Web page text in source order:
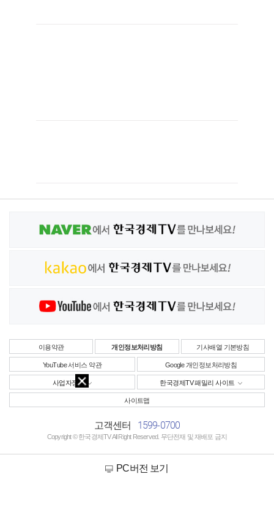
이용약관 개인정보처리방침 기사배열 기본방침
YouTube 서비스 약관 Google 개인정보처리방침
사업자정보 한국경제TV 패밀리 사이트
사이트맵
고객센터 1599-0700
Copyright © 한국경제TV All Right Reserved. 무단전재 및 재배포 금지
PC버전 보기